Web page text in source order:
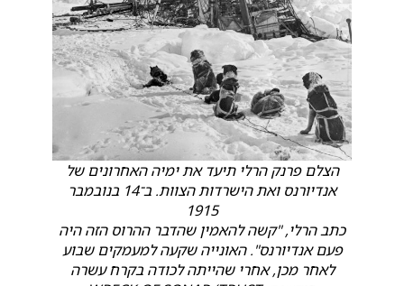
הצלם פרנק הרלי תיעד את ימיה האחרונים של
אנדיורנס ואת הישרדות הצוות. ב־14 בנובמבר
1915
כתב הרלי, "קשה להאמין שהדבר ההרוס הזה היה
פעם אנדיורנס". האונייה שקעה למעמקים שבוע
לאחר מכן, אחרי שהייתה לכודה בקרח עשרה